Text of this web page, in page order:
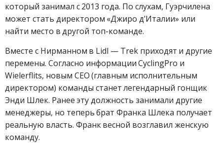
который занимал с 2013 года. По слухам, Гуэрчилена
может стать директором «Джиро д’Италии» или
найти место в другой топ-команде.
Вместе с Нирманном в Lidl — Trek приходят и другие
перемены. Согласно информации CyclingPro и
Wielerflits, новым CEO (главным исполнительным
директором) команды станет легендарный гонщик
Энди Шлек. Ранее эту должность занимали другие
менеджеры, но теперь брат Франка Шлека получает
реальную власть. Франк весной возглавил женскую
команду.